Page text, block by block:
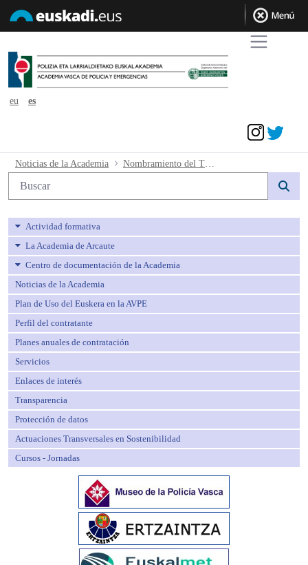
eu
es
Nombramiento del Tribunal Médico -
Noticias de la Academia
Búsqueda web
Actividad formativa
La Academia de Arcaute
Centro de documentación de la Academia
Noticias de la Academia
Plan de Uso del Euskera en la AVPE
Perfil del contratante
Planes anuales de contratación
Servicios
Enlaces de interés
Transparencia
Protección de datos
Actuaciones Transversales en Sostenibilidad
Cursos - Jornadas